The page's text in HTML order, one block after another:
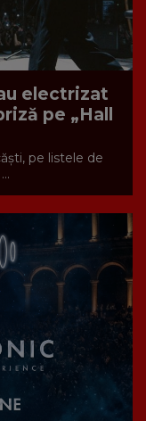
electrizat
pe „Hall
pe listele de